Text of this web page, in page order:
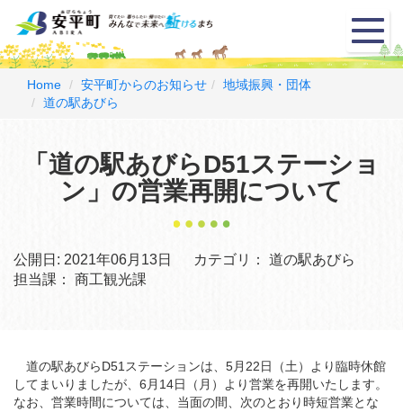
メ
ニ
ュ
Home 安平町からのお知らせ
地域振興・団体
道の駅あびら
「道の駅あびらD51ステーショ
ン」の営業再開について
公開日: 2021年06月13日 カテゴリ：
道の駅あびら
担当課：
商工観光課
道の駅あびらD51ステーションは、5月22日（土）より臨時休館
してまいりましたが、6月14日（月）より営業を再開いたします。
なお、営業時間については、当面の間、次のとおり時短営業とな